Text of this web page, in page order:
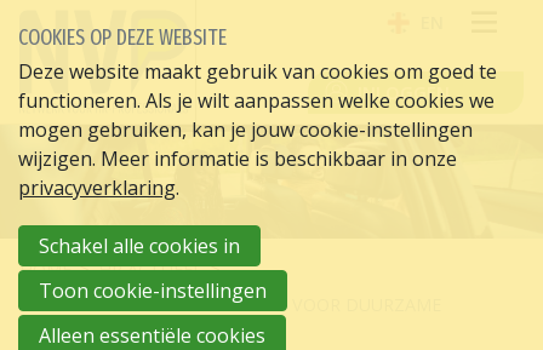
INLOGGEN
HOME
HR ACTUEEL
MKB KAN SUBSIDIE AANVRAGEN VOOR DUURZAME
MOBILITEIT
COOKIES OP DEZE WEBSITE
Deze website maakt gebruik van cookies om goed te
functioneren. Als je wilt aanpassen welke cookies we
mogen gebruiken, kan je jouw cookie-instellingen
wijzigen. Meer informatie is beschikbaar in onze
privacyverklaring.
Schakel alle cookies in
Toon cookie-instellingen
Alleen essentiële cookies